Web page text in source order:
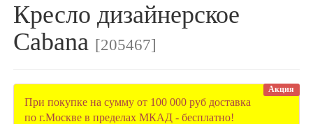
Кресло дизайнерское
Cabana [205467]
Акция
При покупке на сумму от 100 000 руб доставка
по г.Москве в пределах МКАД - бесплатно!